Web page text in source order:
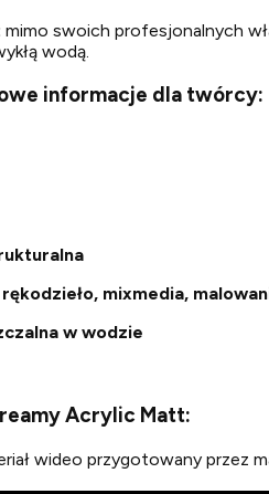
mimo swoich profesjonalnych
wodą.
informacje dla twórcy:
mixmedia,
w wodzie
Acrylic Matt:
wideo przygotowany przez